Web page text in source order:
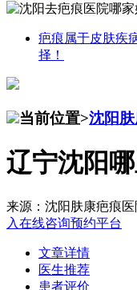
疤痕属于皮肤疾
择！
当前位置>沈阳
辽宁沈阳
来源：沈阳肤康疤痕
入在线咨询预约平台
文章详情
医生推荐
患者评价